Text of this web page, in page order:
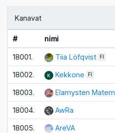
Kanavat
# nimi
18001. Tiia Löfqvist FI
18002. Kekkone FI
18003. Elamysten
18004. AwRa
18005. AreVA